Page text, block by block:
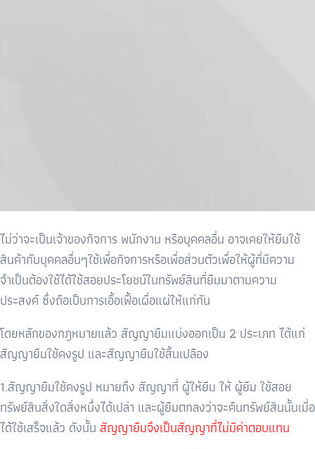
ไม่ว่าจะเป็นเจ้าของกิจการ พนักงาน หรือบุคคลอื่น อาจเคยให้ยืมใช้
สินค้ากับบุคคลอื่นๆใช้เพื่อกิจการหรือเพื่อส่วนตัวเพื่อให้ผู้ที่มีความ
จำเป็นต้องใช้ได้ใช้สอยประโยชน์ในทรัพย์สินที่ยืมมาตามความ
ประสงค์ ซึ่งถือเป็นการเอื้อเฟื้อเผื่อแผ่ให้แก่กัน
โดยหลักของกฎหมายแล้ว สัญญายืมแบ่งออกเป็น 2 ประเภท ได้แก่
สัญญายืมใช้คงรูป และสัญญายืมใช้สิ้นเปลือง
1.สัญญายืมใช้คงรูป หมายถึง สัญญาที่ ผู้ให้ยืม ให้ ผู้ยืม ใช้สอย
ทรัพย์สินสิ่งใดสิ่งหนึ่งได้เปล่า และผู้ยืมตกลงว่าจะคืนทรัพย์สินนั้นเมื่อ
ได้ใช้เสร็จแล้ว ดังนั้น สัญญายืมจึงเป็นสัญญาที่ไม่มีค่าตอบแทน